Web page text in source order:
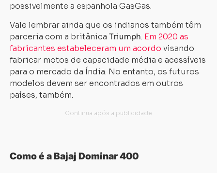
possivelmente a espanhola GasGas.
Vale lembrar ainda que os indianos também têm
parceria com a britânica Triumph. Em 2020 as
fabricantes estabeleceram um acordo visando
fabricar motos de capacidade média e acessíveis
para o mercado da Índia. No entanto, os futuros
modelos devem ser encontrados em outros
países, também.
Como é a Bajaj Dominar 400